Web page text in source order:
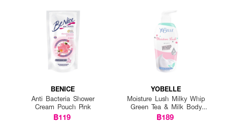
BENICE
Anti Bacteria Shower
Cream Pouch Pink
฿119
YOBELLE
Moisture Lush Milky Whip
Green Tea & Milk Body
Wash
฿189